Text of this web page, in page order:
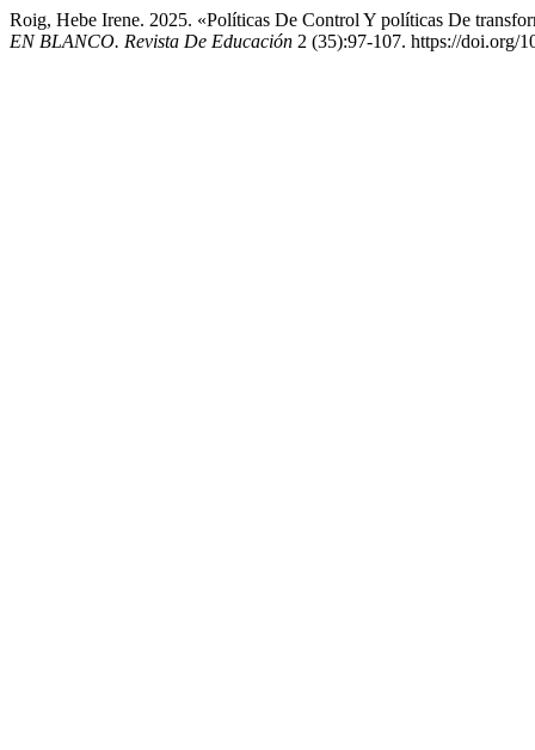
Roig, Hebe Irene. 2025. «Políticas De Control Y políticas De
EN BLANCO. Revista De Educación 2 (35):97-107. https://doi.org/